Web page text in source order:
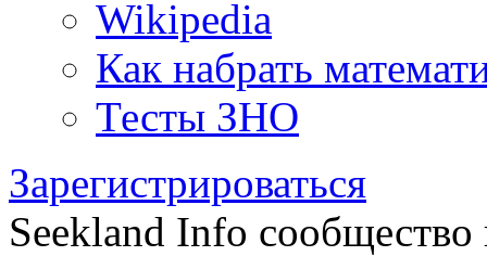
Wikipedia
Как набрать
Тесты ЗНО
Зарегистрироваться
Seekland Info